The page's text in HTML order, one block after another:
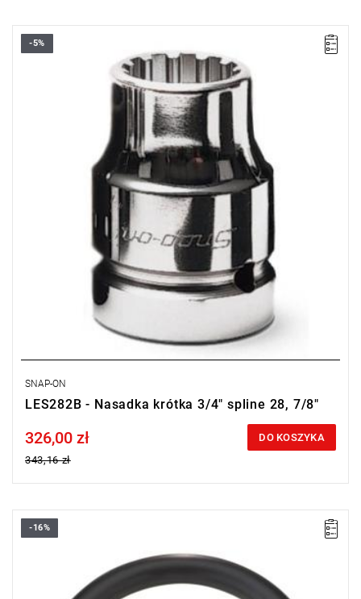
• Rozmiar: #28, 7/8"
-5%
SNAP-ON
LES282B - Nasadka krótka 3/4" spline 28, 7/8"
Price tax included
326,00 zł
343,16 zł
DO KOSZYKA
-16%